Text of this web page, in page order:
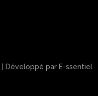
| Développé par E-ssentiel